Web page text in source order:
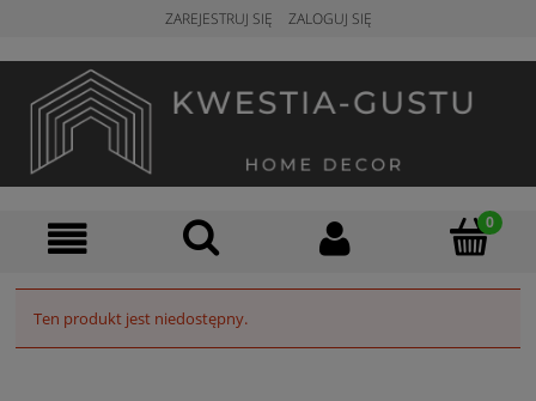
ZAREJESTRUJ SIĘ ZALOGUJ SIĘ
Ten produkt jest niedostępny.